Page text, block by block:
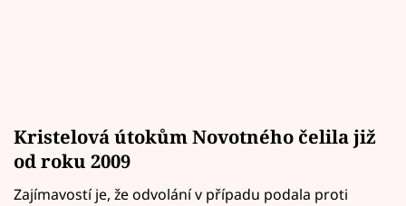
Kristelová útokům Novotného čelila již
od roku 2009
Zajímavostí je, že odvolání v případu podala proti